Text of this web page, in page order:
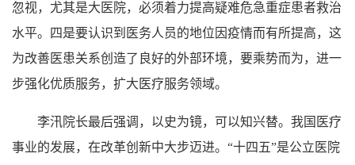
忽视，尤其是大医院，必须着力提高疑难危急重症患者救治
水平。四是要认识到医务人员的地位因疫情而有所提高，这
为改善医患关系创造了良好的外部环境，要乘势而为，进一
步强化优质服务，扩大医疗服务领域。
李汛院长最后强调，以史为镜，可以知兴替。我国医疗
事业的发展，在改革创新中大步迈进。“十四五”是公立医院